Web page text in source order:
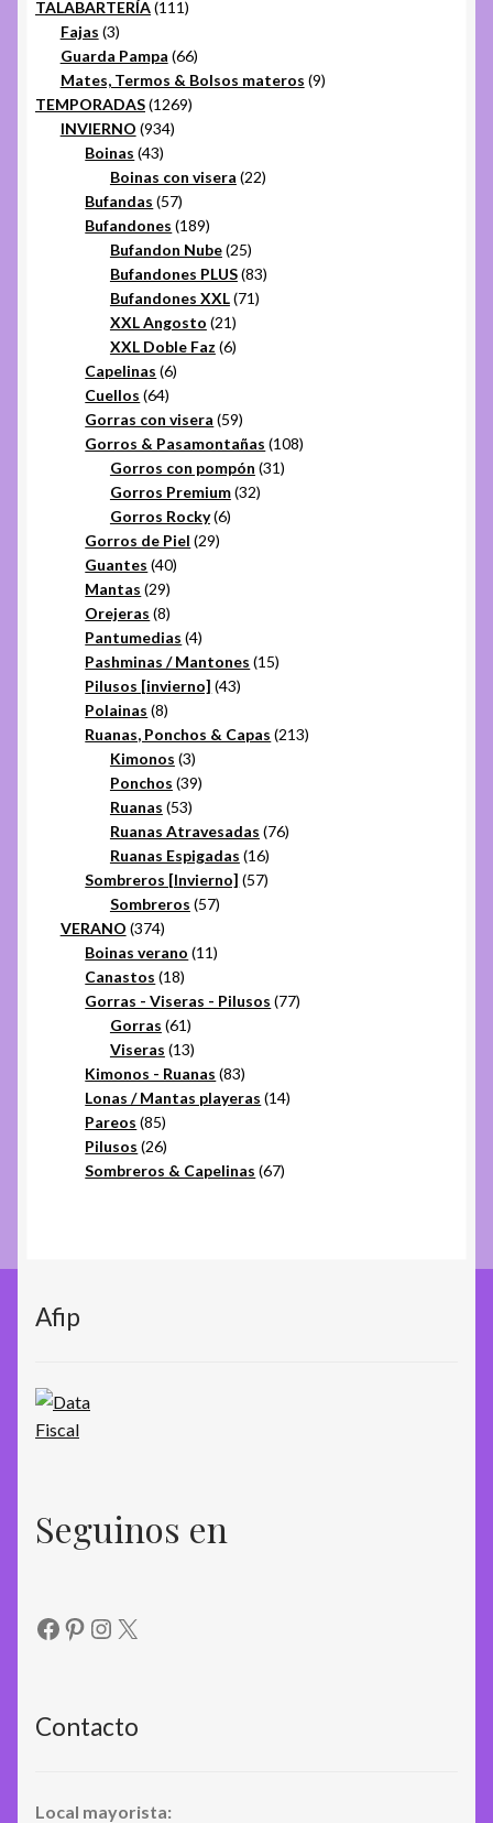
productos
TALABARTERÍA 111111
Fajas 33
productos
Guarda Pampa 6666
productos
Mates, Termos & Bolsos materos 99
TEMPORADAS 12691269
INVIERNO 934934
Boinas 4343
productos
Boinas con visera 2222
Bufandas 5757
productos
Bufandones 189189
productos
Bufandon Nube 2525
productos
Bufandones PLUS 8383
Bufandones XXL 7171
XXL Angosto 2121
productos
XXL Doble Faz 66
Capelinas 66
Cuellos 6464
productos
Gorras con visera 5959
productos
Gorros & Pasamontañas 108108
Gorros con pompón 3131
Gorros Premium 3232
Gorros Rocky 66
Gorros de Piel 2929
Guantes 4040
Mantas 2929
productos
Orejeras 88
productos
Pantumedias 44
productos
Pashminas / Mantones 1515
Pilusos [invierno] 4343
Polainas 88
productos
Ruanas, Ponchos & Capas 213213
Kimonos 33
productos
Ponchos 3939
Ruanas 5353
productos
Ruanas Atravesadas 7676
Ruanas Espigadas 1616
productos
Sombreros [Invierno] 5757
Sombreros 5757
VERANO 374374
productos
Boinas verano 1111
Canastos 1818
productos
Gorras - Viseras - Pilusos 7777
Gorras 6161
productos
Viseras 1313
productos
Kimonos - Ruanas 8383
productos
Lonas / Mantas playeras 1414
Pareos 8585
productos
Pilusos 2626
productos
Sombreros & Capelinas 6767
Afip
Seguinos en
Facebook
Pinterest
Instagram
X
Contacto
Local mayorista: